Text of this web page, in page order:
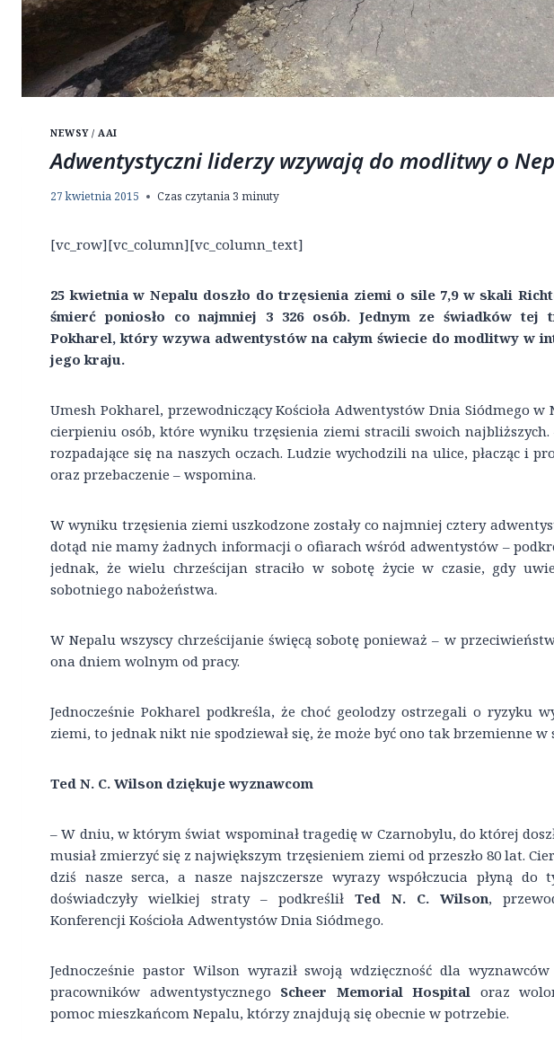
NEWSY / AAI
Adwentystyczni liderzy wzywają do modlitwy o
27 kwietnia 2015 Czas czytania 3 minuty
[vc_row][vc_column][vc_column_text]
25 kwietnia w Nepalu doszło do trzęsienia ziemi o sile 7,9 w skali
śmierć poniosło co najmniej 3 326 osób. Jednym ze świadków tej
Pokharel, który wzywa adwentystów na całym świecie do modlitwy w
jego kraju.
Umesh Pokharel, przewodniczący Kościoła Adwentystów Dnia Siódmego w
cierpieniu osób, które wyniku trzęsienia ziemi stracili swoich
rozpadające się na naszych oczach. Ludzie wychodzili na ulice, płacząc i
oraz przebaczenie – wspomina.
W wyniku trzęsienia ziemi uszkodzone zostały co najmniej cztery
dotąd nie mamy żadnych informacji o ofiarach wśród adwentystów –
jednak, że wielu chrześcijan straciło w sobotę życie w czasie, gdy
sobotniego nabożeństwa.
W Nepalu wszyscy chrześcijanie święcą sobotę ponieważ – w
ona dniem wolnym od pracy.
Jednocześnie Pokharel podkreśla, że choć geolodzy ostrzegali o ryzyku
ziemi, to jednak nikt nie spodziewał się, że może być ono tak brzemienne w
Ted N. C. Wilson dziękuje wyznawcom
– W dniu, w którym świat wspominał tragedię w Czarnobylu, do której
musiał zmierzyć się z największym trzęsieniem ziemi od przeszło 80 lat.
dziś nasze serca, a nasze najszczersze wyrazy współczucia płyną do
doświadczyły wielkiej straty – podkreślił Ted N. C. Wilson,
Konferencji Kościoła Adwentystów Dnia Siódmego.
Jednocześnie pastor Wilson wyraził swoją wdzięczność dla
pracowników adwentystycznego Scheer Memorial Hospital oraz
pomoc mieszkańcom Nepalu, którzy znajdują się obecnie w potrzebie.